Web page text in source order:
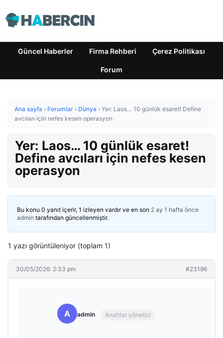
Güncel Haberler Firma Rehberi Çerez Politikası
Forum
Ana sayfa › Forumlar › Dünya › Yer: Laos… 10 günlük esaret! Define
avcıları için nefes kesen operasyon
Yer: Laos… 10 günlük esaret!
Define avcıları için nefes kesen
operasyon
Bu konu 0 yanıt içerir, 1 izleyen vardır ve en son 2 ay 1 hafta önce
admin tarafından güncellenmiştir.
1 yazı görüntüleniyor (toplam 1)
30/05/2026: 2:33 pm #23196
A admin Anahtar yönetici